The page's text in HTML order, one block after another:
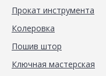
Прокат инструмента
Колеровка
Пошив штор
Ключная мастерская